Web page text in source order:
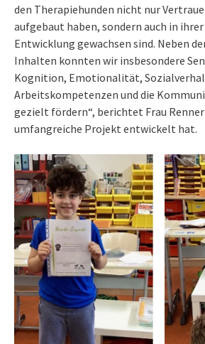
den Therapiehunden nicht nur
aufgebaut haben, sondern auch in
Entwicklung gewachsen sind. Neben
Inhalten konnten wir insbesondere
Kognition, Emotionalität,
Arbeitskompetenzen und die
gezielt fördern“, berichtet Frau
umfangreiche Projekt entwickelt hat.